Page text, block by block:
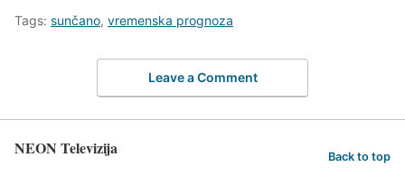
Tags: sunčano, vremenska prognoza
Leave a Comment
NEON Televizija Back to top